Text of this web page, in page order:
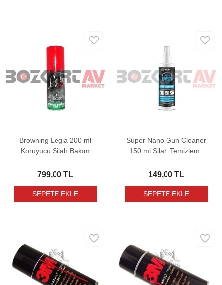
Browning Legia 200 ml
Koruyucu Silah Bakım
799,00 TL
Super Nano Gun Cleaner
150 ml Silah Temizleme
149,00 TL